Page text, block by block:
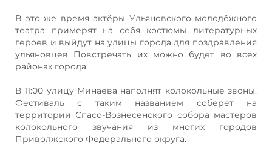
В это же время актёры Ульяновского молодёжного
театра примерят на себя костюмы литературных
героев и выйдут на улицы города для поздравления
ульяновцев Повстречать их можно будет во всех
районах города.
В 11:00 улицу Минаева наполнят колокольные звоны.
Фестиваль с таким названием соберёт на
территории Спасо-Вознесенского собора мастеров
колокольного звучания из многих городов
Приволжского Федерального округа.